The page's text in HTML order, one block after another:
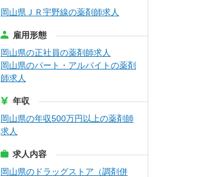
岡山県ＪＲ宇野線の薬剤師求人
雇用形態
岡山県の正社員の薬剤師求人
岡山県のパート・アルバイトの薬剤
師求人
年収
岡山県の年収500万円以上の薬剤師
求人
求人内容
岡山県のドラッグストア（調剤併